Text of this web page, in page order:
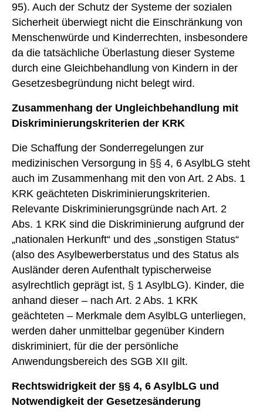
95). Auch der Schutz der Systeme der sozialen
Sicherheit überwiegt nicht die Einschränkung von
Menschenwürde und Kinderrechten, insbesondere
da die tatsächliche Überlastung dieser Systeme
durch eine Gleichbehandlung von Kindern in der
Gesetzesbegründung nicht belegt wird.
Zusammenhang der Ungleichbehandlung mit
Diskriminierungskriterien der KRK
Die Schaffung der Sonderregelungen zur
medizinischen Versorgung in §§ 4, 6 AsylbLG steht
auch im Zusammenhang mit den von Art. 2 Abs. 1
KRK geächteten Diskriminierungskriterien.
Relevante Diskriminierungsgründe nach Art. 2
Abs. 1 KRK sind die Diskriminierung aufgrund der
„nationalen Herkunft“ und des „sonstigen Status“
(also des Asylbewerberstatus und des Status als
Ausländer deren Aufenthalt typischerweise
asylrechtlich geprägt ist, § 1 AsylbLG). Kinder, die
anhand dieser – nach Art. 2 Abs. 1 KRK
geächteten – Merkmale dem AsylbLG unterliegen,
werden daher unmittelbar gegenüber Kindern
diskriminiert, für die der persönliche
Anwendungsbereich des SGB XII gilt.
Rechtswidrigkeit der §§ 4, 6 AsylbLG und
Notwendigkeit der Gesetzesänderung